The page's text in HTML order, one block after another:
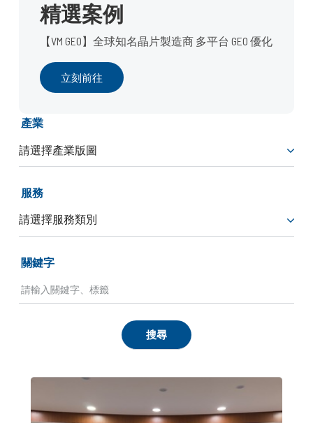
精選案例
【VM GEO】全球知名晶片製造商 多平台 GEO 優化
立刻前往
產業
服務
關鍵字